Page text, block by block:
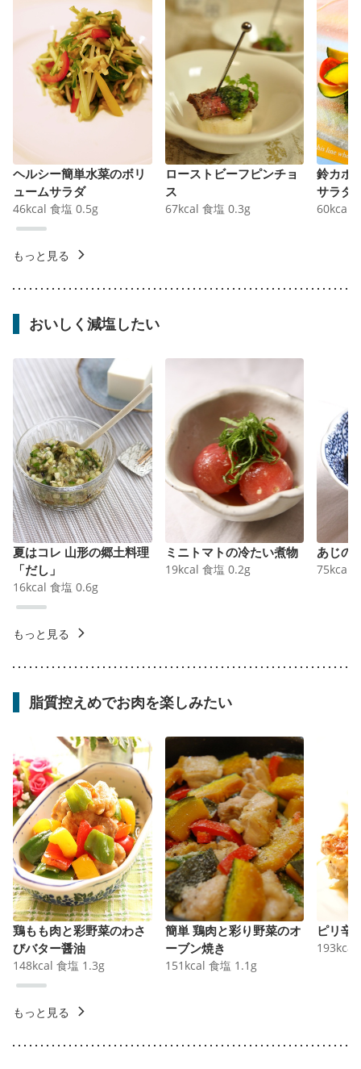
ヘルシー簡単水菜のボリ
ュームサラダ
46kcal 食塩 0.5g
ローストビーフピンチョ
ス
67kcal 食塩 0.3g
鈴カボ
サラダ
60kcal
もっと見る
おいしく減塩したい
夏はコレ 山形の郷土料理
「だし」
16kcal 食塩 0.6g
ミニトマトの冷たい煮物
19kcal 食塩 0.2g
あじの
75kcal
もっと見る
脂質控えめでお肉を楽しみたい
鶏もも肉と彩野菜のわさ
びバター醤油
148kcal 食塩 1.3g
簡単 鶏肉と彩り野菜のオ
ーブン焼き
151 kcal 食塩 1.1 g
ピリ辛
193kcal
もっと見る